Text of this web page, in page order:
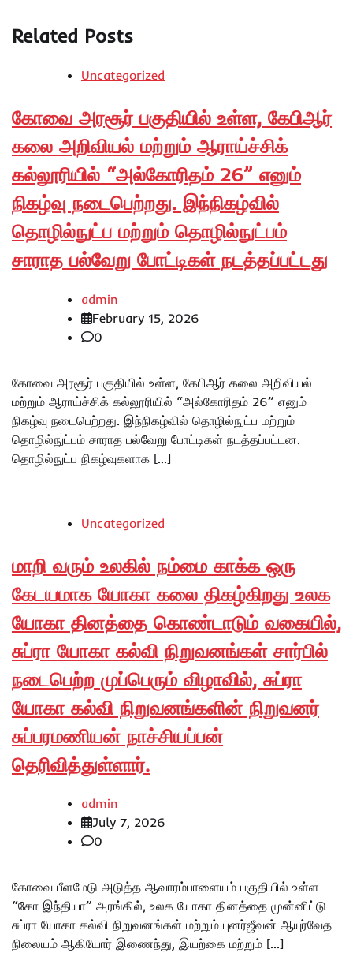
Related Posts
Uncategorized
கோவை அரசூர் பகுதியில் உள்ள, கேபிஆர்
கலை அறிவியல் மற்றும் ஆராய்ச்சிக்
கல்லூரியில் “அல்கோரிதம் 26” எனும்
நிகழ்வு நடைபெற்றது. இந்நிகழ்வில்
தொழில்நுட்ப மற்றும் தொழில்நுட்பம்
சாராத பல்வேறு போட்டிகள் நடத்தப்பட்டது
admin
February 15, 2026
0
கோவை அரசூர் பகுதியில் உள்ள, கேபிஆர் கலை அறிவியல்
மற்றும் ஆராய்ச்சிக் கல்லூரியில் “அல்கோரிதம் 26” எனும்
நிகழ்வு நடைபெற்றது. இந்நிகழ்வில் தொழில்நுட்ப மற்றும்
தொழில்நுட்பம் சாராத பல்வேறு போட்டிகள் நடத்தப்பட்டன.
தொழில்நுட்ப நிகழ்வுகளாக […]
Uncategorized
மாறி வரும் உலகில் நம்மை காக்க ஒரு
கேடயமாக யோகா கலை திகழ்கிறது உலக
யோகா தினத்தை கொண்டாடும் வகையில்,
சுப்ரா யோகா கல்வி நிறுவனங்கள் சார்பில்
நடைபெற்ற முப்பெரும் விழாவில், சுப்ரா
யோகா கல்வி நிறுவனங்களின் நிறுவனர்
சுப்பரமணியன் நாச்சியப்பன்
தெரிவித்துள்ளார்.
admin
July 7, 2026
0
கோவை பீளமேடு அடுத்த ஆவாரம்பாளையம் பகுதியில் உள்ள
“கோ இந்தியா” அரங்கில், உலக யோகா தினத்தை முன்னிட்டு
சுப்ரா யோகா கல்வி நிறுவனங்கள் மற்றும் புனர்ஜீவன் ஆயுர்வேத
நிலையம் ஆகியோர் இணைந்து, இயற்கை மற்றும் […]